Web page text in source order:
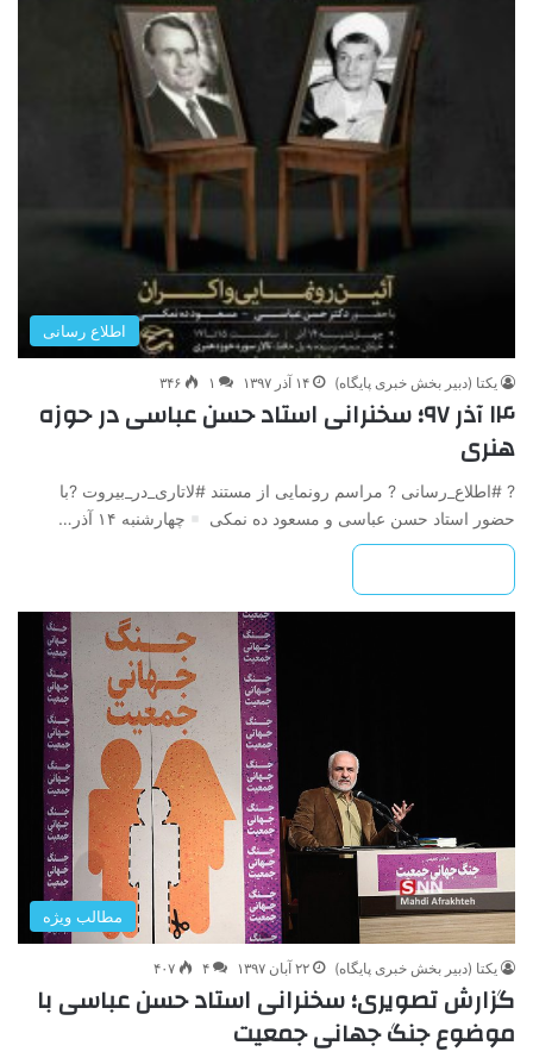
اطلاع رسانی
یکتا (دبیر بخش خبری پایگاه) ۱۴ آذر ۱۳۹۷ ۱ ۳۴۶
۱۴ آذر ۹۷؛ سخنرانی استاد حسن عباسی در حوزه
هنری
? #اطلاع_رسانی ? مراسم رونمایی از مستند #لاتاری_در_بیروت ?با
حضور استاد حسن عباسی و مسعود ده نمکی
چهارشنبه ۱۴ آذر…
مطالب ویژه
یکتا (دبیر بخش خبری پایگاه) ۲۲ آبان ۱۳۹۷ ۴ ۴۰۷
گزارش تصویری؛ سخنرانی استاد حسن عباسی با
موضوع جنگ جهانی جمعيت